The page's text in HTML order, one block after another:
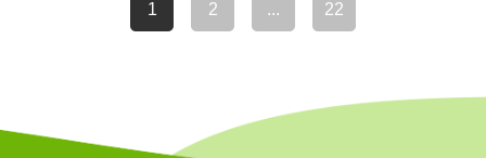
1 2 ... 22